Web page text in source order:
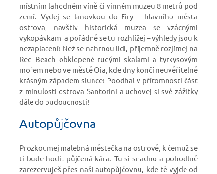
místním lahodném víně či vinném muzeu 8 metrů pod
zemí. Vydej se lanovkou do Firy – hlavního města
ostrova, navštiv historická muzea se vzácnými
vykopávkami a pořádně se tu rozhlížej – výhledy jsou k
nezaplacení! Než se nahrnou lidi, příjemně rozjímej na
Red Beach obklopené rudými skalami a tyrkysovým
mořem nebo ve městě Oia, kde dny končí neuvěřitelně
krásným západem slunce! Poodhal v přítomnosti část
z minulosti ostrova Santorini a uchovej si své zážitky
dále do budoucnosti!
Autopůjčovna
Prozkoumej malebná městečka na ostrově, k čemuž se
ti bude hodit půjčená kára. Tu si snadno a pohodlně
zarezervuješ přes naši autopůjčovnu, kde tě vyjde od